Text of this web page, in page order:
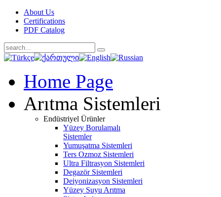
About Us
Certifications
PDF Catalog
Home Page
Arıtma Sistemleri
Endüstriyel Ürünler
Yüzey Borulamalı
Sistemler
Yumuşatma Sistemleri
Ters Ozmoz Sistemleri
Ultra Filtrasyon Sistemleri
Degazör Sistemleri
Deiyonizasyon Sistemleri
Yüzey Suyu Arıtma